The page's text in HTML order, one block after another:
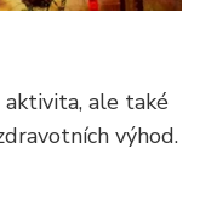
aktivita, ale také
výhod.